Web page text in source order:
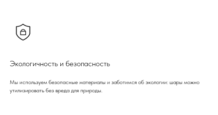
Экологичность и безопасность
Мы используем безопасные материалы и заботимся об экологии: шары можно
утилизировать без вреда для природы.